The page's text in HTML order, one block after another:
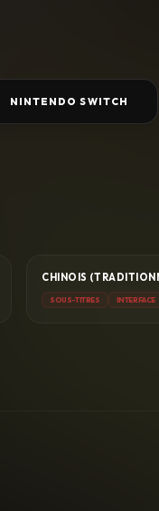
NINTENDO SWITCH
CHINOIS
SOUS-TITRES INTERFACE